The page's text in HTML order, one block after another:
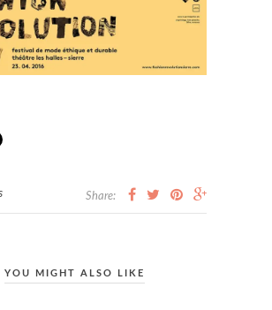
Share:
YOU MIGHT ALSO LIKE